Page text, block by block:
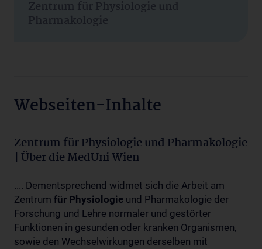
Zentrum für Physiologie und
Pharmakologie
Webseiten-Inhalte
Zentrum für Physiologie und Pharmakologie
| Über die MedUni Wien
.... Dementsprechend widmet sich die Arbeit am
Zentrum für Physiologie und Pharmakologie der
Forschung und Lehre normaler und gestörter
Funktionen in gesunden oder kranken Organismen,
sowie den Wechselwirkungen derselben mit